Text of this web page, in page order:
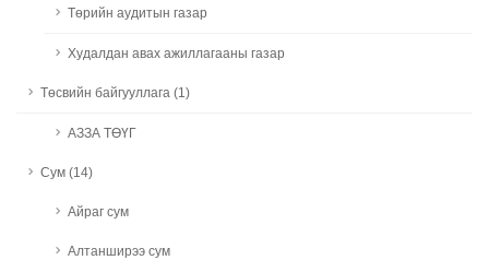
Төрийн аудитын газар
Худалдан авах ажиллагааны газар
Төсвийн байгууллага (1)
АЗЗА ТӨҮГ
Сум (14)
Айраг сум
Алтанширээ сум